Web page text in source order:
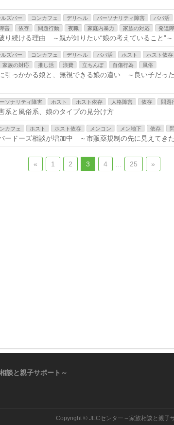
ルズバー コンカフェ デリヘル パーソナリティ障害 パパ活
害 依存 問題行動 夜職 家庭内暴力 家族の対応 発達
り続ける理由 ～親が知りたい“娘の考えていること”～
ルズバー コンカフェ デリヘル パパ活 ホスト ホスト依存
家族の対応 推し活 浪費 立ちんぼ 自傷行為 風俗
引っかかる娘と、無視できる娘の違い ～良い子だっ
ソナリティ障害 ホスト ホスト依存 人格障害 依存 問題
系と風俗系、娘のタイプの見分け方
カフェ ホスト ホスト依存 メンコン メン地下 依存
ードーズ相談が増加中 ～市販薬規制の先に見えてき
« 1 2 3 4 25 »
談と親子サポート～
Copyright © JECセンター～家族相談と親子